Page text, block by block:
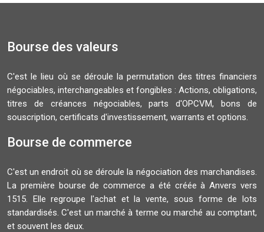
Bourse des valeurs
C'est le lieu où se déroule la permutation des titres financiers
négociables, interchangeables et fongibles : Actions, obligations,
titres de créances négociables, parts d'OPCVM, bons de
souscription, certificats d'investissement, warrants et options.
Bourse de commerce
C'est un endroit où se déroule la négociation des marchandises.
La première bourse de commerce a été créée à Anvers vers
1515. Elle regroupe l'achat et la vente, sous forme de lots
standardisés. C'est un marché à terme ou marché au comptant,
et souvent les deux.